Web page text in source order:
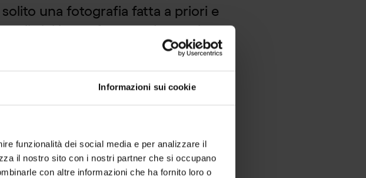
Informazioni sui cookie
funzionalità dei social media e per analizzare il
il nostro sito con i nostri partner che si occupano
con altre informazioni che ha fornito loro o
una fotografia fatta a priori e
la trasformano invece in
elastica, in cui si dicono le cose
al verificarsi di certi indicatori.
e vedo dopo, ma un gioco di
in modo molto più virtuoso.
è il dato: la